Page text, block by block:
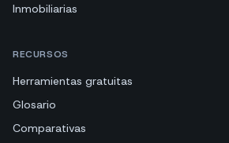
Inmobiliarias
RECURSOS
Herramientas gratuitas
Glosario
Comparativas